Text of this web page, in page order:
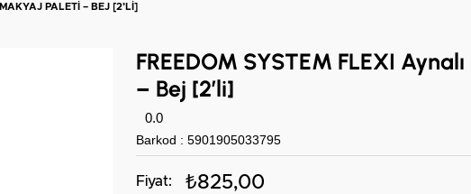
PALETI – BEJ [2’LI]
FREEDOM SYSTEM FLEXI
– Bej [2’li]
0.0
Barkod : 5901905033795
₺825,00